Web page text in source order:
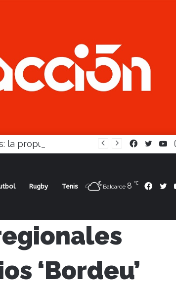
Facebook
Rugby Tenis Balcarce 8 ℃
los premios ‘Bordeu’
‘Bordeu’